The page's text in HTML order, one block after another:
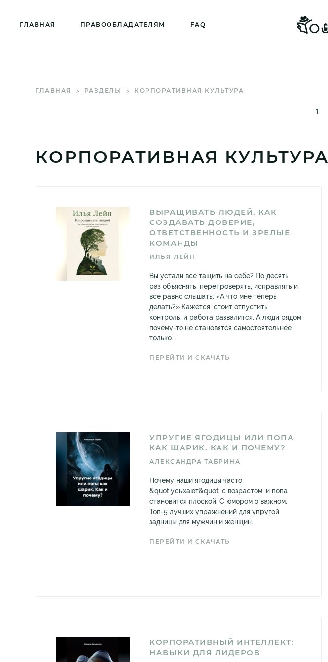
ГЛАВНАЯ ПРАВООБЛАДАТЕЛЯМ FAQ
ГЛАВНАЯ РАЗДЕЛЫ КОРПОРАТИВНАЯ КУЛЬТУРА
1
КОРПОРАТИВНАЯ КУЛЬТУРА
ВЫРАЩИВАТЬ ЛЮДЕЙ. КАК
СОЗДАВАТЬ ДОВЕРИЕ,
ОТВЕТСТВЕННОСТЬ И ЗРЕЛЫЕ
КОМАНДЫ
ИЛЬЯ ЛЕЙН
Вы устали всё тащить на себе? По десять
раз объяснять, перепроверять, исправлять и
всё равно слышать: «А что мне теперь
делать?» Кажется, стоит отпустить
контроль, и работа развалится. А люди рядом
почему-то не становятся самостоятельнее,
только...
ПЕРЕЙТИ И СКАЧАТЬ
УПРУГИЕ ЯГОДИЦЫ ИЛИ ПОПА
КАК ШАРИК. КАК И ПОЧЕМУ?
АЛЕКСАНДРА ТАБРИНА
Почему наши ягодицы часто
&quot;усыхают&quot; с возрастом, и попа
становится плоской. С юмором о важном.
Топ-5 лучших упражнений для упругой
задницы для мужчин и женщин.
ПЕРЕЙТИ И СКАЧАТЬ
КОРПОРАТИВНЫЙ ИНТЕЛЛЕКТ:
НАВЫКИ ДЛЯ ЛИДЕРОВ